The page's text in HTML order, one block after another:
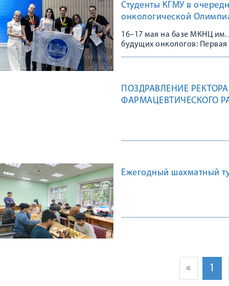
Студенты КГМУ в
онкологической
16–17 мая на базе МКНЦ
будущих онкологов:
ПОЗДРАВЛЕНИЕ
ФАРМАЦЕВТИЧЕСКОГО
Ежегодный шахматный
« 1